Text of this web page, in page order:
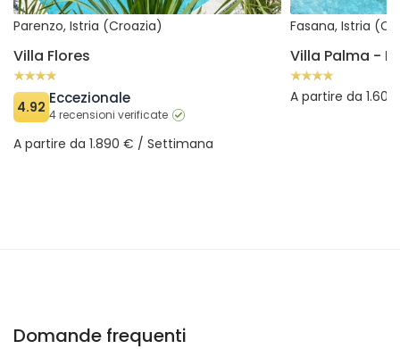
Parenzo, Istria (Croazia)
Villa Flores
4.92 Eccezionale
4 recensioni verificate
A partire da 1.890 € / Settimana
Fasana, Istria
A partire da
Domande frequenti